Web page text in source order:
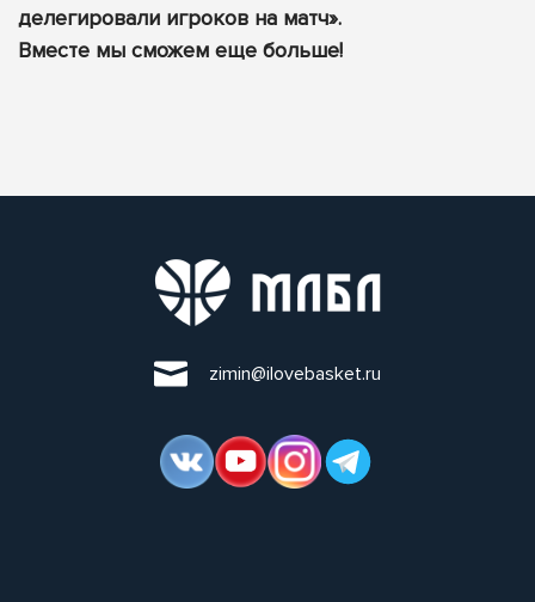
делегировали игроков на матч».
Вместе мы сможем еще больше!
zimin@ilovebasket.ru